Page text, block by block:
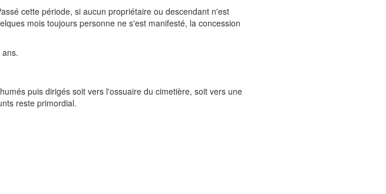
cette période, si aucun propriétaire ou descendant n'est
mois toujours personne ne s'est manifesté, la concession
puis dirigés soit vers l'ossuaire du cimetière, soit vers une
reste primordial.